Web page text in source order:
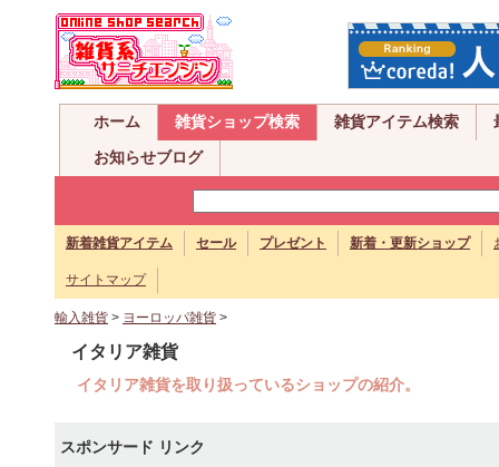
ホーム 雑貨ショップ検索 雑貨アイテム検索
お知らせブログ
新着雑貨アイテム セール プレゼント 新着・更新ショップ
サイトマップ
輸入雑貨 > ヨーロッパ雑貨 >
イタリア雑貨
イタリア雑貨を取り扱っているショップの紹介。
スポンサード リンク